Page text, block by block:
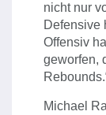
nicht nur
Defensive
Offensiv
geworfen,
Michael